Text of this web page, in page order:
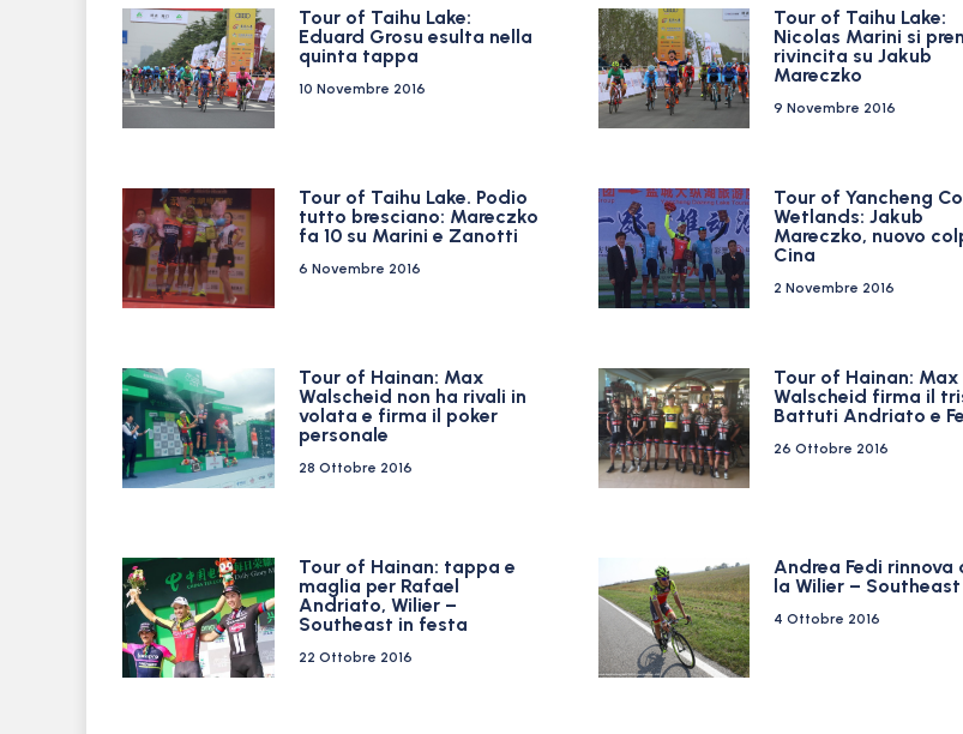
Tour of Taihu Lake:
Eduard Grosu esulta nella
quinta tappa
10 Novembre 2016
Tour of Taihu Lake:
Nicolas Marini si
rivincita su Jakub
Mareczko
9 Novembre 2016
Tour of Taihu Lake. Podio
tutto bresciano: Mareczko
fa 10 su Marini e Zanotti
6 Novembre 2016
Tour of Yancheng
Wetlands: Jakub
Mareczko, nuovo
Cina
2 Novembre 2016
Tour of Hainan: Max
Walscheid non ha rivali in
volata e firma il poker
personale
28 Ottobre 2016
Tour of Hainan: Max
Walscheid firma il
Battuti Andriato e
26 Ottobre 2016
Tour of Hainan: tappa e
maglia per Rafael
Andriato, Wilier –
Southeast in festa
22 Ottobre 2016
Andrea Fedi rinnova
la Wilier – Southeast
4 Ottobre 2016